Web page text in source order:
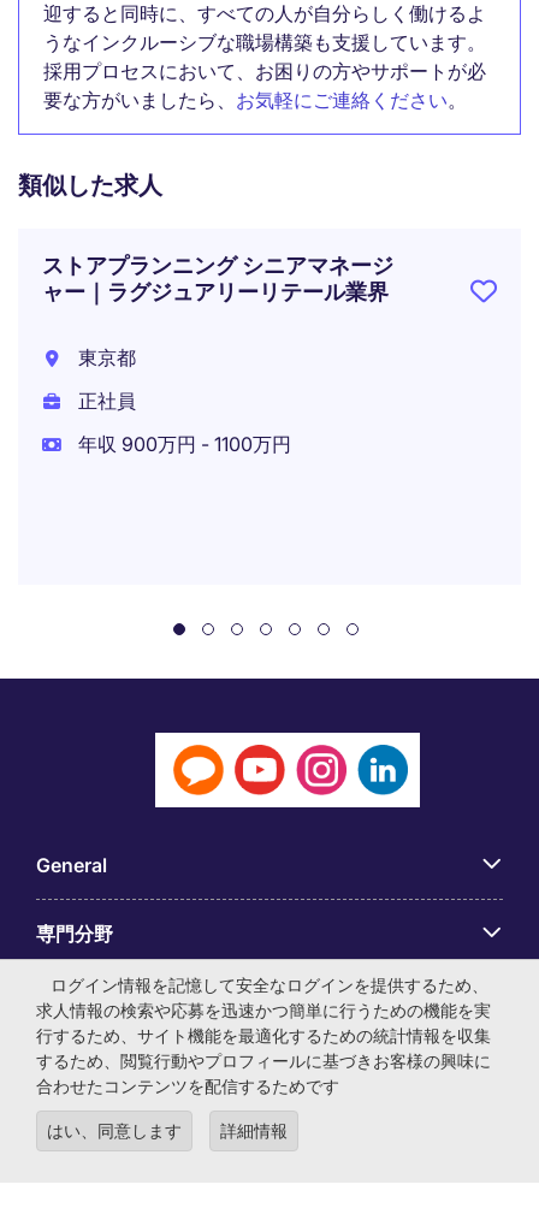
迎すると同時に、すべての人が自分らしく働けるよ
うなインクルーシブな職場構築も支援しています。
採用プロセスにおいて、お困りの方やサポートが必
要な方がいましたら、 お気軽にご連絡ください。
類似した求人
ストアプランニング シニアマネージ
ャー｜ラグジュアリーリテール業界
東京都
正社員
年収 900万円 - 1100万円
General
専門分野
アプリ
Employer Centre
ログイン情報を記憶して安全なログインを提供するため、
求人情報の検索や応募を迅速かつ簡単に行うための機能を実
行するため、サイト機能を最適化するための統計情報を収集
するため、閲覧行動やプロフィールに基づきお客様の興味に
合わせたコンテンツを配信するためです
はい、同意します 詳細情報